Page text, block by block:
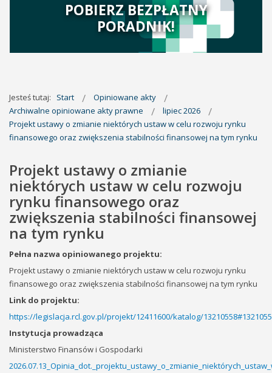
POBIERZ BEZPŁATNY
PORADNIK!
Jesteś tutaj: Start
Opiniowane akty
Archiwalne opiniowane akty prawne
lipiec 2026
Projekt ustawy o zmianie niektórych ustaw w celu rozwoju rynku
finansowego oraz zwiększenia stabilności finansowej na tym rynku
Projekt ustawy o zmianie
niektórych ustaw w celu rozwoju
rynku finansowego oraz
zwiększenia stabilności finansowej
na tym rynku
Pełna nazwa opiniowanego projektu:
Projekt ustawy o zmianie niektórych ustaw w celu rozwoju rynku
finansowego oraz zwiększenia stabilności finansowej na tym rynku
Link do projektu:
https://legislacja.rcl.gov.pl/projekt/12411600/katalog/
Instytucja prowadząca
Ministerstwo Finansów i Gospodarki